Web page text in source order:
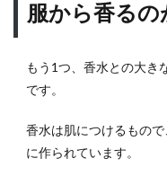
服から香るの
もう1つ、香水との大き
です。
香水は肌につけるもの
に作られています。